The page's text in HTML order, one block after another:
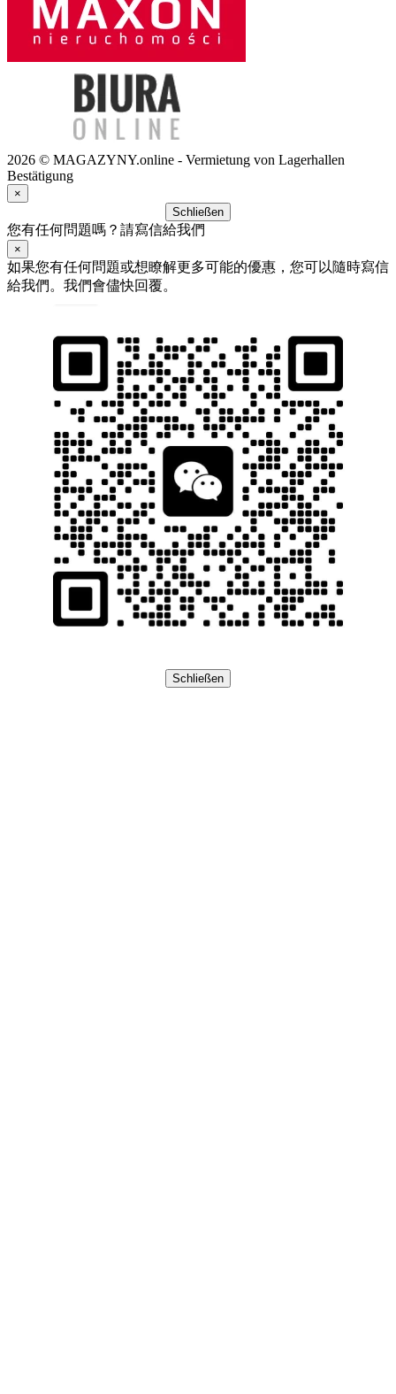
2026 © MAGAZYNY.online - Vermietung von Lagerhallen
Bestätigung
×
Schließen
您有任何問題嗎？請寫信給我們
×
如果您有任何問題或想瞭解更多可能的優惠，您可以隨時寫信
給我們。我們會儘快回覆。
Schließen